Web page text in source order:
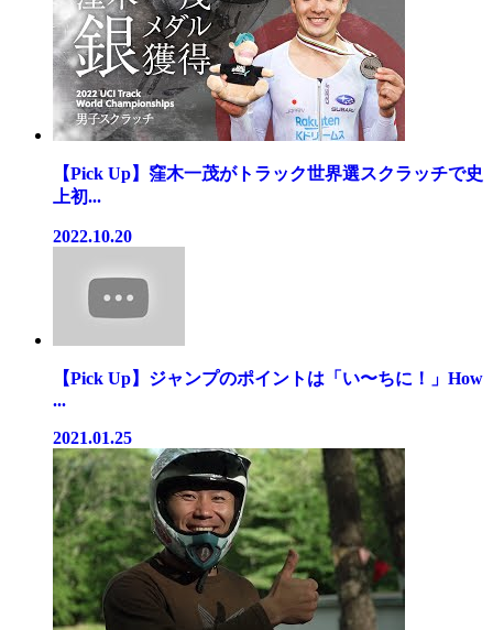
【Pick Up】窪木一茂がトラック世界選スクラッチで史
上初...
2022.10.20
【Pick Up】ジャンプのポイントは「い〜ちに！」How
...
2021.01.25